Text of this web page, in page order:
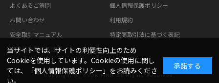
よくあるご質問
お問い合わせ
安全取引マニュアル
模造品に関する注意
個人情報保護ポリシー
利用規約
特定商取引法に基づく表記
Copyright (c) CLUB PING All Rights Reserved.
当サイトでは、サイトの利便性向上のため
Cookieを使用しています。Cookieの使用に関し
ては、「個人情報保護ポリシー 」をお読みくださ
い。
承諾する